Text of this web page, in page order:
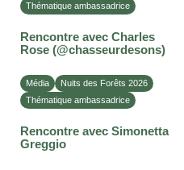
Thématique ambassadrice
Rencontre avec Charles
Rose (@chasseurdesons)
Média
Nuits des Forêts 2026
Thématique ambassadrice
Rencontre avec Simonetta
Greggio